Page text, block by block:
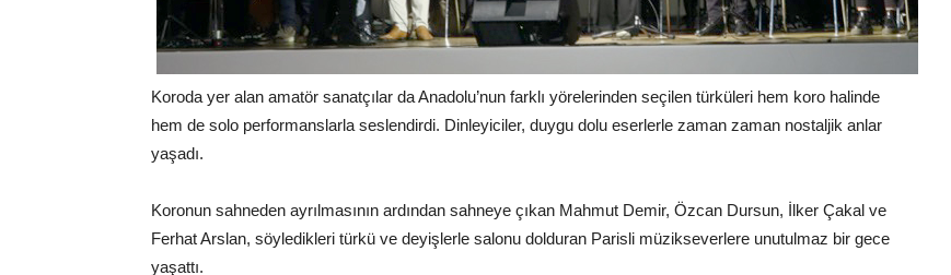
Koroda yer alan amatör sanatçılar da Anadolu’nun farklı yörelerinden seçilen türküleri hem koro halinde
hem de solo performanslarla seslendirdi. Dinleyiciler, duygu dolu eserlerle zaman zaman nostaljik anlar
yaşadı.
Koronun sahneden ayrılmasının ardından sahneye çıkan Mahmut Demir, Özcan Dursun, İlker Çakal ve
Ferhat Arslan, söyledikleri türkü ve deyişlerle salonu dolduran Parisli müzikseverlere unutulmaz bir gece
yaşattı.